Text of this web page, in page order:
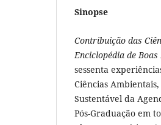
Sinopse
Contribuição das
Enciclopédia de
sessenta
Ciências
Sustentável da
Pós-Graduação em